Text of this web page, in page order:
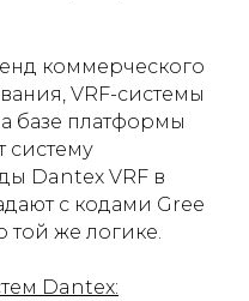
коммерческого
VRF-системы
базе платформы
систему
Dantex VRF в
с кодами Gree
той же логике.
Dantex: